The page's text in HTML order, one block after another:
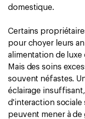
domestique.
Certains
pour choyer leurs
alimentation de luxe
Mais des soins
souvent néfastes.
éclairage
d'interaction sociale
peuvent mener à